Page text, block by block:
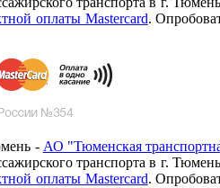
оплаты Mastercard.
- АО "Тюменская
транспорта в г.
оплаты Mastercard.